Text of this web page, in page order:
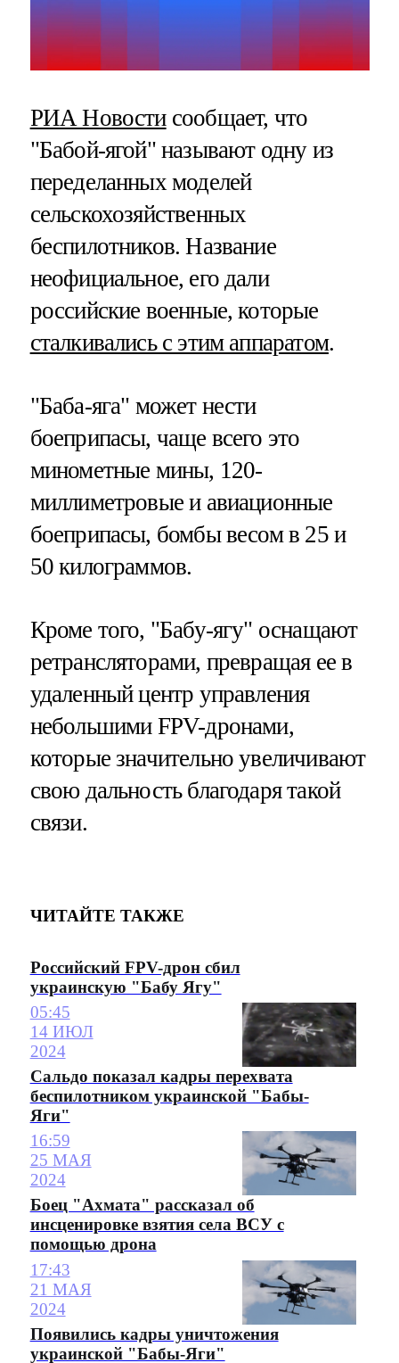
РИА Новостисообщает, что
"Бабой-ягой" называют одну из
переделанных моделей
сельскохозяйственных
беспилотников. Название
неофициальное, его дали
российские военные, которые
сталкивались с этим аппаратом.
"Баба-яга" может нести
боеприпасы, чаще всего это
минометные мины, 120-
миллиметровые и авиационные
боеприпасы, бомбы весом в 25 и
50 килограммов.
Кроме того, "Бабу-ягу" оснащают
ретрансляторами, превращая ее в
удаленный центр управления
небольшими FPV-дронами,
которые значительно увеличивают
свою дальность благодаря такой
связи.
ЧИТАЙТЕ ТАКЖЕ
Российский FPV-дрон сбил
украинскую "Бабу Ягу"
05:45
14 ИЮЛ
2024
Сальдо показал кадры перехвата
беспилотником украинской "Бабы-
Яги"
16:59
25 МАЯ
2024
Боец "Ахмата" рассказал об
инсценировке взятия села ВСУ с
помощью дрона
17:43
21 МАЯ
2024
Появились кадры уничтожения
украинской "Бабы-Яги"